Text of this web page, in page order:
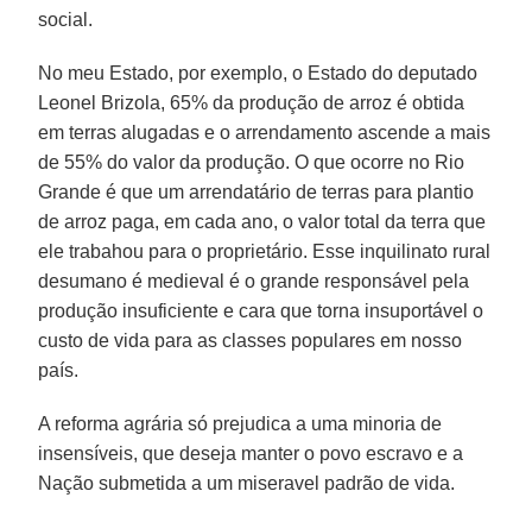
social.
No meu Estado, por exemplo, o Estado do deputado
Leonel Brizola, 65% da produção de arroz é obtida
em terras alugadas e o arrendamento ascende a mais
de 55% do valor da produção. O que ocorre no Rio
Grande é que um arrendatário de terras para plantio
de arroz paga, em cada ano, o valor total da terra que
ele trabahou para o proprietário. Esse inquilinato rural
desumano é medieval é o grande responsável pela
produção insuficiente e cara que torna insuportável o
custo de vida para as classes populares em nosso
país.
A reforma agrária só prejudica a uma minoria de
insensíveis, que deseja manter o povo escravo e a
Nação submetida a um miseravel padrão de vida.